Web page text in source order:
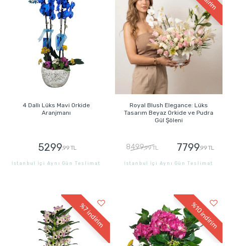
4 Dallı Lüks Mavi Orkide
Aranjmanı
5299,99 TL
İstanbul İçi Aynı Gün Teslimat
Royal Blush Elegance: Lüks
Tasarım Beyaz Orkide ve Pudra
Gül Şöleni
8499,99 TL 7799,99 TL
İstanbul İçi Aynı Gün Teslimat
%7
indirim
%10
indirim